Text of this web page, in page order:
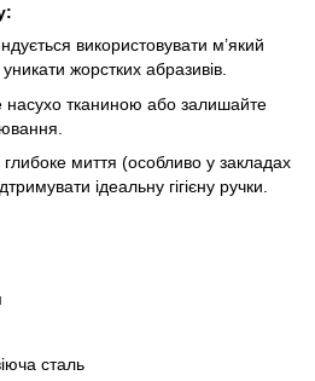
використовувати м’який
жорстких абразивів.
насухо тканиною або залишайте
миття (особливо у закладах
ідеальну гігієну ручки.
сталь